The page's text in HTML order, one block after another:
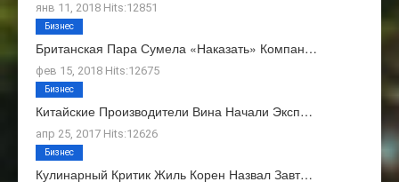
янв 11, 2018 Hits:12851
Британская Пара Сумела «наказать» Компан…
фев 15, 2018 Hits:12675
Бизнес
Китайские Производители Вина Начали Эксп…
апр 25, 2017 Hits:12626
Бизнес
Кулинарный Критик Жиль Корен Назвал Завт…
Бизнес